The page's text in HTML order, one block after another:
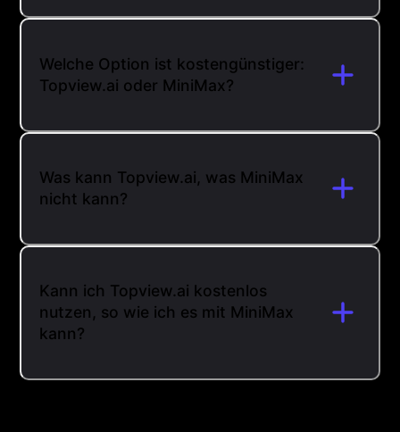
Welche Option ist kostengünstiger:
Topview.ai oder MiniMax?
Was kann Topview.ai, was MiniMax
nicht kann?
Kann ich Topview.ai kostenlos
nutzen, so wie ich es mit MiniMax
kann?